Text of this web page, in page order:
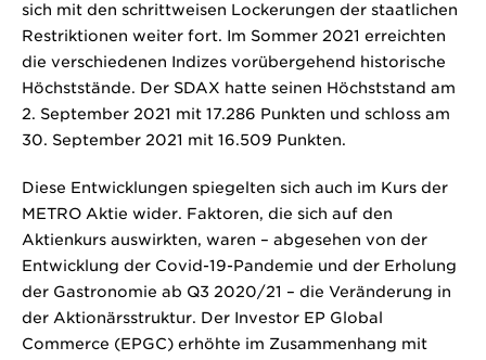
sich mit den schrittweisen Lockerungen der staatlichen
Restriktionen weiter fort. Im Sommer 2021 erreichten
die verschiedenen Indizes vorübergehend historische
Höchststände. Der SDAX hatte seinen Höchststand am
2. September 2021 mit 17.286 Punkten und schloss am
30. September 2021 mit 16.509 Punkten.
Diese Entwicklungen spiegelten sich auch im Kurs der
METRO Aktie wider. Faktoren, die sich auf den
Aktienkurs auswirkten, waren – abgesehen von der
Entwicklung der Covid-19-Pandemie und der Erholung
der Gastronomie ab Q3 2020/21 – die Veränderung in
der Aktionärsstruktur. Der Investor EP Global
Commerce (EPGC) erhöhte im Zusammenhang mit